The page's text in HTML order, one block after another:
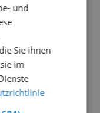
und
Sie ihnen
im